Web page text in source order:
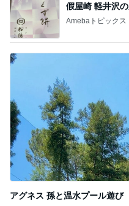
アグネス 孫と温水プール遊び
Amebaトピックス
記
夫がお礼に買っ
Amebaトピックス